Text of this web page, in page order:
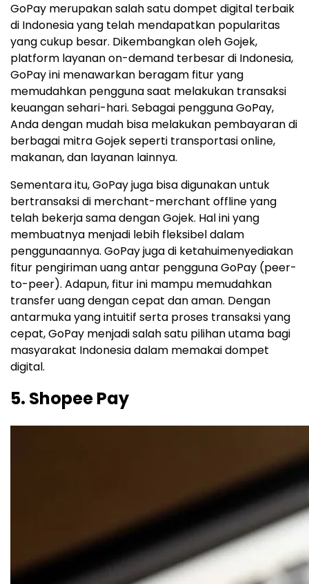
GoPay merupakan salah satu dompet digital terbaik
di Indonesia yang telah mendapatkan popularitas
yang cukup besar. Dikembangkan oleh Gojek,
platform layanan on-demand terbesar di Indonesia,
GoPay ini menawarkan beragam fitur yang
memudahkan pengguna saat melakukan transaksi
keuangan sehari-hari. Sebagai pengguna GoPay,
Anda dengan mudah bisa melakukan pembayaran di
berbagai mitra Gojek seperti transportasi online,
makanan, dan layanan lainnya.
Sementara itu, GoPay juga bisa digunakan untuk
bertransaksi di merchant-merchant offline yang
telah bekerja sama dengan Gojek. Hal ini yang
membuatnya menjadi lebih fleksibel dalam
penggunaannya. GoPay juga di ketahuimenyediakan
fitur pengiriman uang antar pengguna GoPay (peer-
to-peer). Adapun, fitur ini mampu memudahkan
transfer uang dengan cepat dan aman. Dengan
antarmuka yang intuitif serta proses transaksi yang
cepat, GoPay menjadi salah satu pilihan utama bagi
masyarakat Indonesia dalam memakai dompet
digital.
5. Shopee Pay